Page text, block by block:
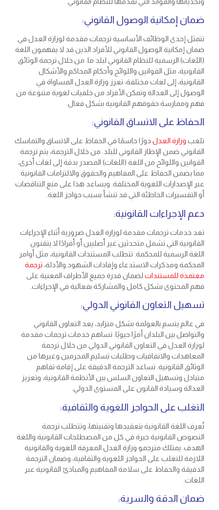
ضمان إمكانية الوصول القانوني:
تتمثل إحدى الوظائف الأساسية ترجمات مقدمة لوزارة العدل في
ضمان إمكانية الوصول القانوني للأفراد الذين قد لا يفهمون اللغة
(اللغات) الرسمية للنظام القانوني لبلد ما. من خلال ترجمة الوثائق
القانونية، مثل القوانين واللوائح وأحكام المحاكم والأشكال
القانونية، إلى لغات مختلفة، تعزز وزارة العدل المساواة في
الوصول إلى العدالة وتمكن الأفراد من خلفيات لغوية متنوعة من
فهم وممارسة حقوقهم القانونية بشكل فعال.
الحفاظ على الاتساق القانوني:
تلعب وزارة العدل دورًا حاسمًا في الحفاظ على الاتساق والتماسك
القانوني ضمن الإطار القانوني للبلد. من خلال الترجمة، يتم ترجمة
القوانين واللوائح من اللغة (اللغات) المصدر بدقة إلى لغات أخرى،
مما يضمن الحفاظ على المفاهيم والحقوق والالتزامات القانونية
عبر الإصدارات اللغوية المختلفة. ويساعد هذا على منع التناقضات
أو التفسيرات الخاطئة التي قد تنشأ بسبب حواجز اللغة.
دعم الإجراءات القانونية:
تعد خدمات ترجمات مقدمة لوزارة العدل ضرورية أثناء الإجراءات
القانونية التي تشمل متحدثين غير أصليين أو أفرادًا لا يتقنون
اللغة الرسمية للمحكمة. تتطلب المستندات القانونية، مثل أوامر
المحكمة ومذكرات الاستدعاء وإفادات الشهود والأدلة، ترجمة
معتمدة للمستندات لضمان قدرة جميع الأطراف المعنية على
فهم المحتوى بشكل كامل والمشاركة بفعالية في الإجراءات.
تسهيل التعاون القانوني الدولي:
في عالم يتسم بالعولمة بشكل متزايد، يعد التعاون القانوني
والتواصل بين البلدان أمرًا حيويًا. تساهم خدمات ترجمات مقدمة
لوزارة العدل في التعاون القانوني الدولي من خلال ترجمة
المعاهدات والاتفاقيات وطلبات تسليم المجرمين وغيرها من
الوثائق القانونية. تساعد الترجمة الدقيقة على إقامة تفاهم
متبادل وتسهيل التعاون السلس بين الأنظمة القانونية، وتعزيز
العدالة وسيادة القانون على المستوى الدولي.
التغلب على الحواجز اللغوية والثقافية:
تُعرف اللغة القانونية بتعقيدها وتقنيتها، وتتطلب ترجمة
النصوص القانونية خبرة في كل من المصطلحات القانونية واللغة
الهدف. يمتلك مترجمو وزارة العدل المعرفة اللغوية والقانونية
اللازمة للتغلب على الحواجز اللغوية والثقافية، وضمان الترجمة
الدقيقة والحفاظ على سلامة المفاهيم والمبادئ القانونية عبر
اللغات.
ضمان الدقة والسرية: